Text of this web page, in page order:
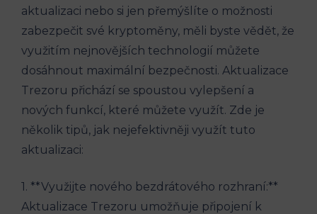
aktualizaci nebo si jen přemýšlíte o možnosti
zabezpečit své kryptoměny, měli byste vědět, že
využitím nejnovějších technologií můžete
dosáhnout maximální bezpečnosti. Aktualizace
Trezoru přichází se spoustou vylepšení a
nových funkcí, které můžete využít. Zde je
několik tipů, jak nejefektivněji využít tuto
aktualizaci:
1. **Využijte nového bezdrátového rozhraní:**
Aktualizace Trezoru umožňuje připojení k